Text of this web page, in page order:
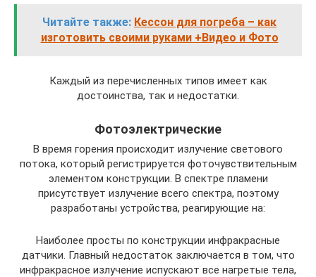
Читайте также: Кессон для погреба – как
изготовить своими руками +Видео и Фото
Каждый из перечисленных типов имеет как
достоинства, так и недостатки.
Фотоэлектрические
В время горения происходит излучение светового
потока, который регистрируется фоточувствительным
элементом конструкции. В спектре пламени
присутствует излучение всего спектра, поэтому
разработаны устройства, реагирующие на:
Наиболее просты по конструкции инфракрасные
датчики. Главный недостаток заключается в том, что
инфракрасное излучение испускают все нагретые тела,